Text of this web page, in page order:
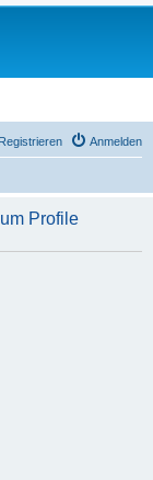
Anmelden
Registrieren
Profile